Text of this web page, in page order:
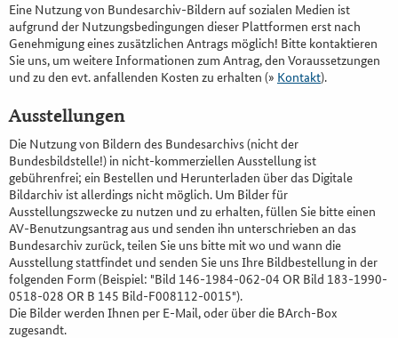
Eine Nutzung von Bundesarchiv-Bildern auf sozialen Medien ist
aufgrund der Nutzungsbedingungen dieser Plattformen erst nach
Genehmigung eines zusätzlichen Antrags möglich! Bitte kontaktieren
Sie uns, um weitere Informationen zum Antrag, den Voraussetzungen
und zu den evt. anfallenden Kosten zu erhalten (» Kontakt).
Ausstellungen
Die Nutzung von Bildern des Bundesarchivs (nicht der
Bundesbildstelle!) in nicht-kommerziellen Ausstellung ist
gebührenfrei; ein Bestellen und Herunterladen über das Digitale
Bildarchiv ist allerdings nicht möglich. Um Bilder für
Ausstellungszwecke zu nutzen und zu erhalten, füllen Sie bitte einen
AV-Benutzungsantrag aus und senden ihn unterschrieben an das
Bundesarchiv zurück, teilen Sie uns bitte mit wo und wann die
Ausstellung stattfindet und senden Sie uns Ihre Bildbestellung in der
folgenden Form (Beispiel: "Bild 146-1984-062-04 OR Bild 183-1990-
0518-028 OR B 145 Bild-F008112-0015").
Die Bilder werden Ihnen per E-Mail, oder über die BArch-Box
zugesandt.